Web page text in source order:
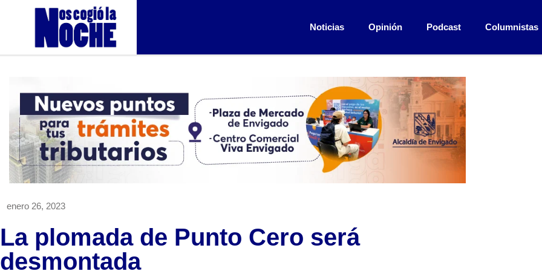
Noticias Opinión Podcast Columnistas
enero 26, 2023
La plomada de Punto Cero será
desmontada